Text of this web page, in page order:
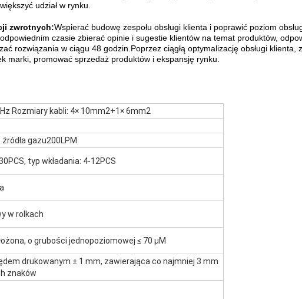
udział w rynku.
zwrotnych:Wspierać budowę zespołu obsługi klienta i poprawić poziom
czasie zbierać opinie i sugestie klientów na temat produktów,
rozwiązania w ciągu 48 godzin.Poprzez ciągłą optymalizację obsługi klienta,
marki, promować sprzedaż produktów i ekspansję rynku.
Rozmiary kabli: 4× 10mm2+1× 6mm2
gazu200LPM
typ wkładania: 4-12PCS
w rolkach
o grubości jednopoziomowej ≤ 70 μM
drukowanym ± 1 mm, zawierająca co najmniej 3 mm
znaków